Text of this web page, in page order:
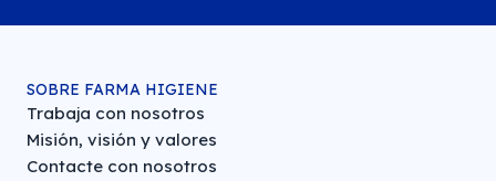
SOBRE FARMA HIGIENE
Trabaja con nosotros
Misión, visión y valores
Contacte con nosotros